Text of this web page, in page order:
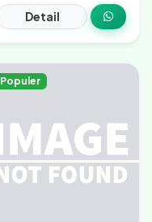
Detail
Populer